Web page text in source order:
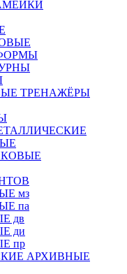
ТРЕНАЖЁРЫ
мз
па
дв
ди
пр
АРХИВНЫЕ